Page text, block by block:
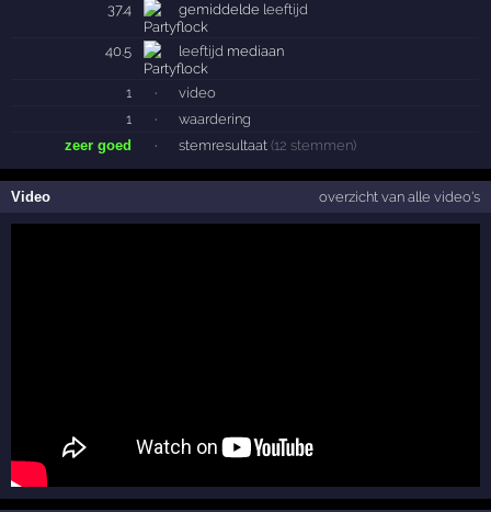
37.4
gemiddelde leeftijd
40.5 leeftijd mediaan
1 ·
video
1
·
waardering
zeer goed
· stemresultaat (12 stemmen)
Video overzicht van alle video's